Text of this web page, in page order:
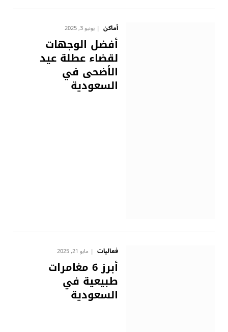
أماكن يونيو 3, 2025
أفضل الوجهات
لقضاء عطلة عيد
الأضحى في
السعودية
فعاليات مايو 21, 2025
أبرز 6 مغامرات
طبيعية في
السعودية